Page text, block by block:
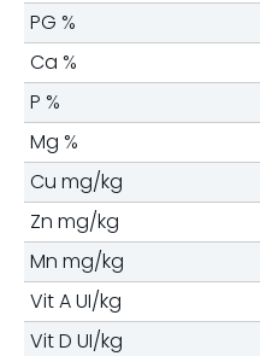
PG %
Ca %
P %
Mg %
Cu mg/kg
Zn mg/kg
Mn mg/kg
Vit A UI/kg
Vit D UI/kg